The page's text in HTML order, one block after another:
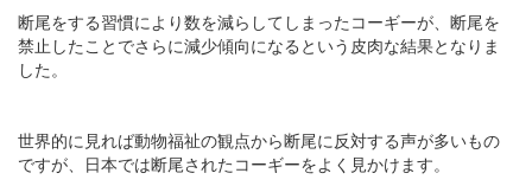
断尾をする習慣により数を減らしてしまったコーギーが、断尾を
禁止したことでさらに減少傾向になるという皮肉な結果となりま
した。
世界的に見れば動物福祉の観点から断尾に反対する声が多いもの
ですが、日本では断尾されたコーギーをよく見かけます。